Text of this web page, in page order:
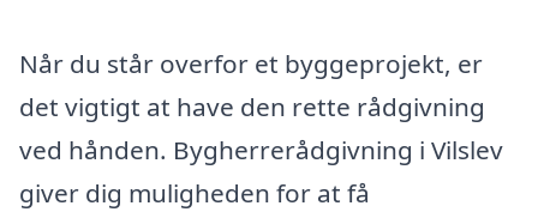
Når du står overfor et byggeprojekt, er
det vigtigt at have den rette rådgivning
ved hånden. Bygherrerådgivning i Vilslev
giver dig muligheden for at få